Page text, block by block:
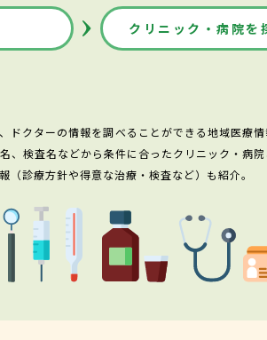
クリニック・病院を
クターの情報を調べることができる地域医療情
検査名などから条件に合ったクリニック・病院
診療方針や得意な治療・検査など）も紹介。